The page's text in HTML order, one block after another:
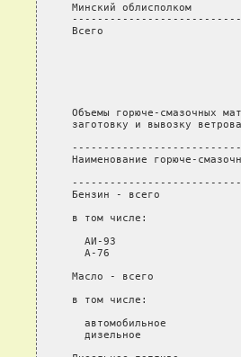
Минский
Всего
Объемы горюче-смазочных
заготовку и вывозку
Наименование горюче-
Бензин - всего
в том числе:
АИ-93
А-76
Масло - всего
в том числе:
автомобильное
дизельное